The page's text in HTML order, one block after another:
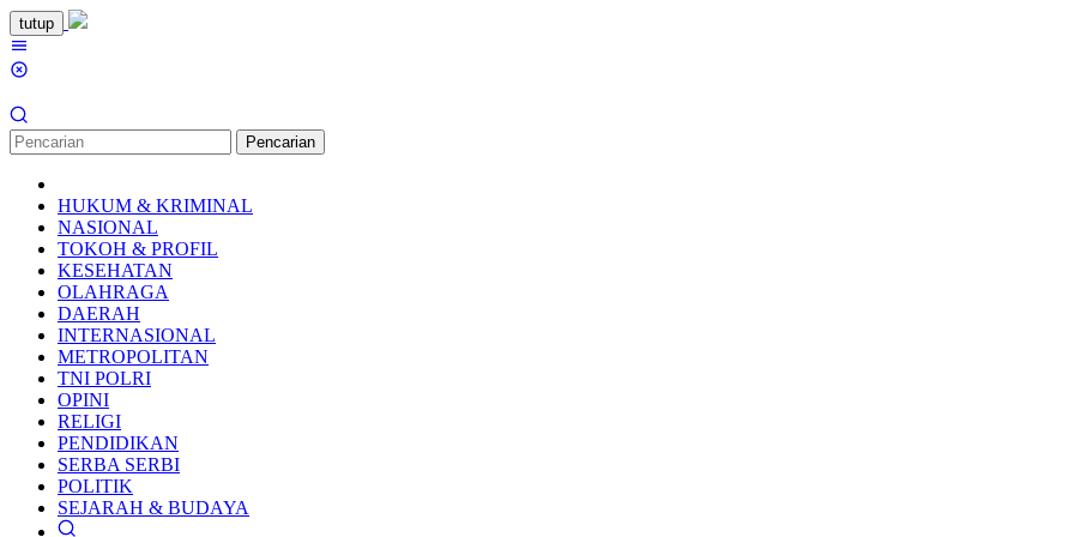
Loncat
ke
konten
tutup
Pencarian
HUKUM & KRIMINAL
NASIONAL
TOKOH & PROFIL
KESEHATAN
OLAHRAGA
DAERAH
INTERNASIONAL
METROPOLITAN
TNI POLRI
OPINI
RELIGI
PENDIDIKAN
SERBA SERBI
POLITIK
SEJARAH & BUDAYA